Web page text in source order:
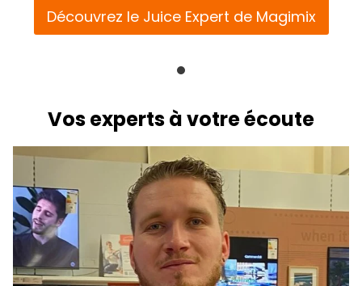
Découvrez le Juice Expert de Magimix
Vos experts à votre écoute